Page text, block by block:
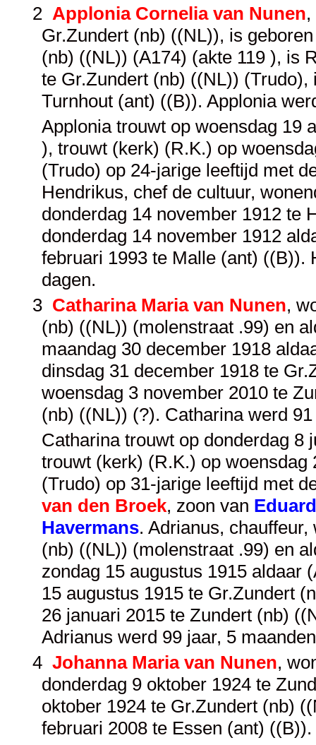
2 Applonia Cornelia van Nunen
Gr.Zundert (nb) ((NL)), is
(nb) ((NL)) (A174) (akte 119 ), is
te Gr.Zundert (nb) ((NL))
Turnhout (ant) ((B)). Applonia
Applonia trouwt op woensdag 19
), trouwt (kerk) (R.K.) op
(Trudo) op 24-jarige leeftijd met
Hendrikus, chef de cultuur,
donderdag 14 november 1912 te
donderdag 14 november 1912
februari 1993 te Malle (ant) ((B)).
dagen.
3 Catharina Maria van Nunen,
(nb) ((NL)) (molenstraat .99) en
maandag 30 december 1918
dinsdag 31 december 1918 te
woensdag 3 november 2010 te
(nb) ((NL)) (?). Catharina werd
Catharina trouwt op donderdag 8
trouwt (kerk) (R.K.) op
(Trudo) op 31-jarige leeftijd met
van den Broek, zoon van
Havermans. Adrianus,
(nb) ((NL)) (molenstraat .99) en
zondag 15 augustus 1915 aldaar
15 augustus 1915 te Gr.Zundert
26 januari 2015 te Zundert (nb)
Adrianus werd 99 jaar, 5
4 Johanna Maria van Nunen,
donderdag 9 oktober 1924 te
oktober 1924 te Gr.Zundert (nb)
februari 2008 te Essen (ant)